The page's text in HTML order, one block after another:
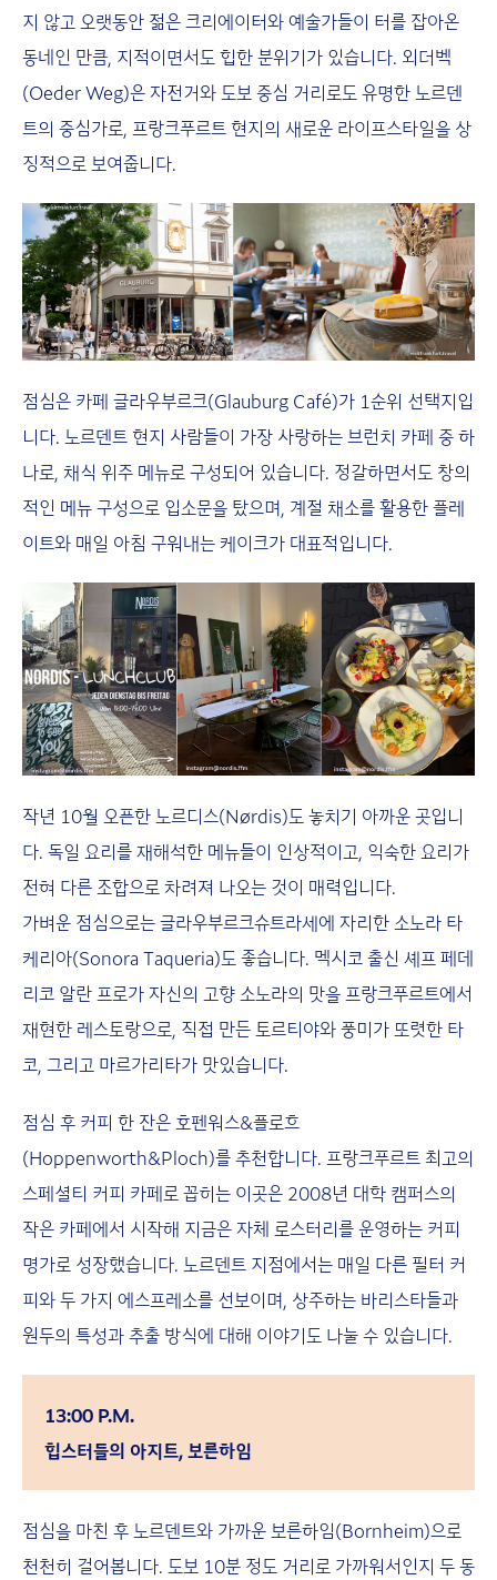
지 않고 오랫동안 젊은 크리에이터와 예술가들이 터를 잡아온
동네인 만큼, 지적이면서도 힙한 분위기가 있습니다. 외더벡
(Oeder Weg)은 자전거와 도보 중심 거리로도 유명한 노르덴
트의 중심가로, 프랑크푸르트 현지의 새로운 라이프스타일을 상
징적으로 보여줍니다.
점심은 카페 글라우부르크(Glauburg Café)가 1순위 선택지입
니다. 노르덴트 현지 사람들이 가장 사랑하는 브런치 카페 중 하
나로, 채식 위주 메뉴로 구성되어 있습니다. 정갈하면서도 창의
적인 메뉴 구성으로 입소문을 탔으며, 계절 채소를 활용한 플레
이트와 매일 아침 구워내는 케이크가 대표적입니다.
작년 10월 오픈한 노르디스(Nørdis)도 놓치기 아까운 곳입니
다. 독일 요리를 재해석한 메뉴들이 인상적이고, 익숙한 요리가
전혀 다른 조합으로 차려져 나오는 것이 매력입니다.
가벼운 점심으로는 글라우부르크슈트라세에 자리한 소노라 타
케리아(Sonora Taqueria)도 좋습니다. 멕시코 출신 셰프 페데
리코 알란 프로가 자신의 고향 소노라의 맛을 프랑크푸르트에서
재현한 레스토랑으로, 직접 만든 토르티야와 풍미가 또렷한 타
코, 그리고 마르가리타가 맛있습니다.
점심 후 커피 한 잔은 호펜워스&플로흐
(Hoppenworth&Ploch)를 추천합니다. 프랑크푸르트 최고의
스페셜티 커피 카페로 꼽히는 이곳은 2008년 대학 캠퍼스의
작은 카페에서 시작해 지금은 자체 로스터리를 운영하는 커피
명가로 성장했습니다. 노르덴트 지점에서는 매일 다른 필터 커
피와 두 가지 에스프레소를 선보이며, 상주하는 바리스타들과
원두의 특성과 추출 방식에 대해 이야기도 나눌 수 있습니다.
13:00 P.M.
힙스터들의 아지트, 보른하임
점심을 마친 후 노르덴트와 가까운 보른하임(Bornheim)으로
천천히 걸어봅니다. 도보 10분 정도 거리로 가까워서인지 두 동